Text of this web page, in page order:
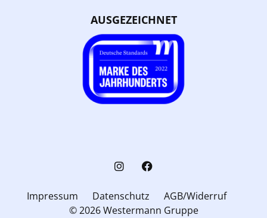
AUSGEZEICHNET
Impressum Datenschutz
AGB/Widerruf
© 2026 Westermann Gruppe